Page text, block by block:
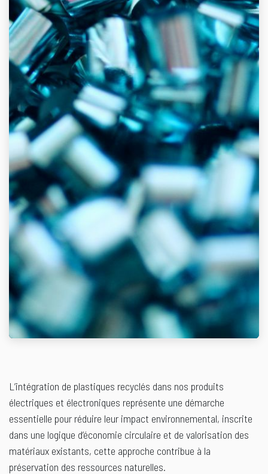
L’intégration de plastiques recyclés dans nos produits
électriques et électroniques représente une démarche
essentielle pour réduire leur impact environnemental, inscrite
dans une logique d’économie circulaire et de valorisation des
matériaux existants, cette approche contribue à la
préservation des ressources naturelles.